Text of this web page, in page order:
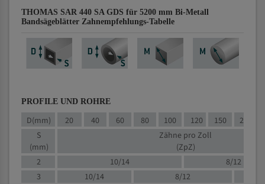
THOMAS SAR 440 SA GDS für 5200 mm Bi-Metall
Bandsägeblätter Zahnempfehlungs-Tabelle
PROFILE UND ROHRE
D(mm) 20 40 60 80 100 120 150 200
S
(mm)
Zähne pro Zoll
(ZpZ)
2
10/14
8/12
3
10/14 8/12